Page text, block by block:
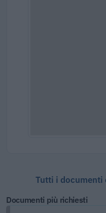
Tutti i
Documenti più richiesti